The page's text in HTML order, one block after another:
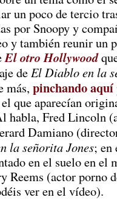
un poco de tercio
por Snoopy y
y también reunir un
El otro Hollywood
de El Diablo en la
más, pinchando aquí
que aparecían
habla, Fred Lincoln
Damiano
la señorita Jones; en
en el suelo en el
Reems (actor porno
ver en el vídeo).